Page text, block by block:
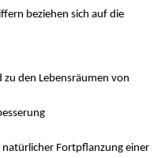
beziehen sich auf die
den Lebensräumen von
Fortpflanzung einer